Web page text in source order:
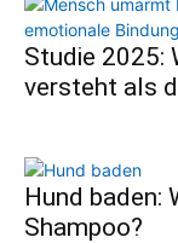
Studie 2025:
versteht als
Hund baden:
Shampoo?